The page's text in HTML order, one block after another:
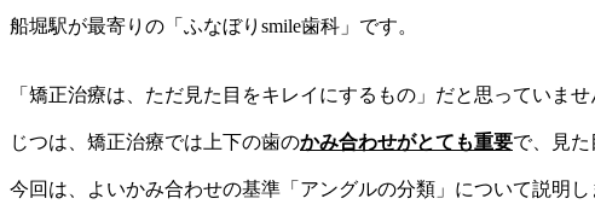
船堀駅が最寄りの「ふなぼりsmile歯科」です。
「矯正治療は、ただ見た目をキレイにするもの」だと思っていませ
じつは、矯正治療では上下の歯のかみ合わせがとても重要で、見た
今回は、よいかみ合わせの基準「アングルの分類」について説明し